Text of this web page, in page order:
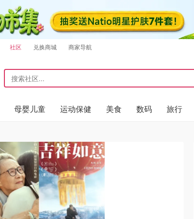
社区 兑换商城 商家导航
母婴儿童 运动保健 美食 数码 旅行